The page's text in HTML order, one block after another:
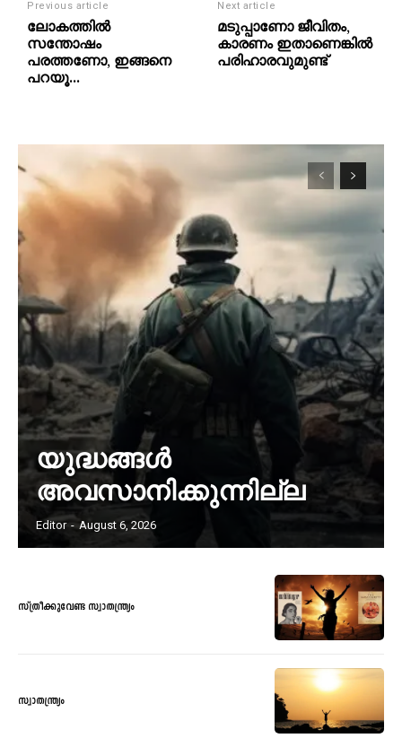
Previous article
ലോകത്തില്‍
സന്തോഷം
പരത്തണോ, ഇങ്ങനെ
പറയൂ…
Next article
മടുപ്പാണോ ജീവിതം,
കാരണം ഇതാണെങ്കില്‍
പരിഹാരവുമുണ്ട്
യുദ്ധങ്ങൾ
അവസാനിക്കുന്നില്ല
Editor - August 6, 2026
സ്ത്രീക്കുവേണ്ട സ്വാതന്ത്ര്യം
സ്വാതന്ത്ര്യം